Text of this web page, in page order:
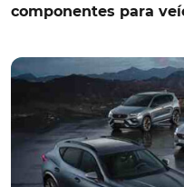
componentes para